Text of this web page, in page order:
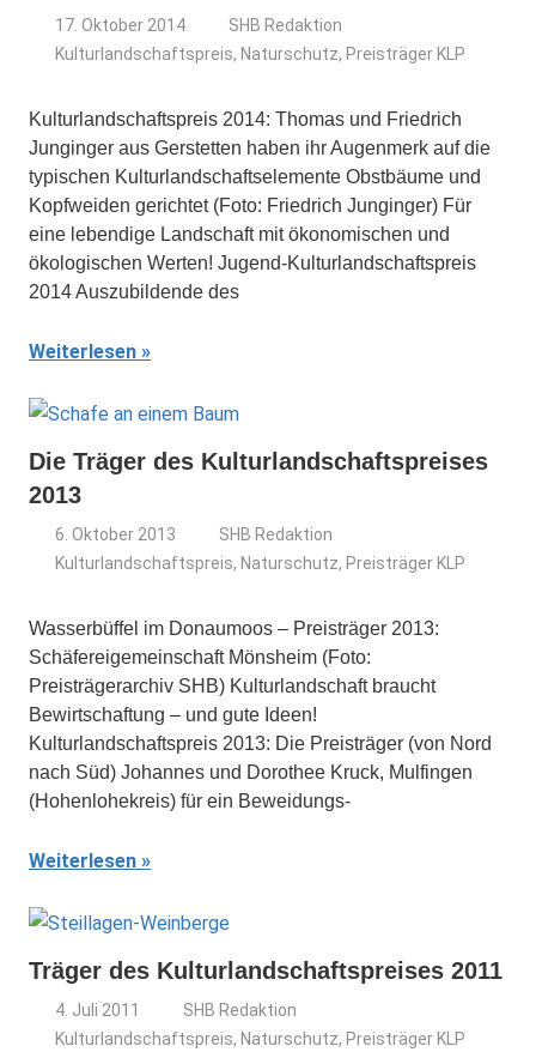
17. Oktober 2014
SHB Redaktion
Kulturlandschaftspreis, Naturschutz, Preisträger KLP
Kulturlandschaftspreis 2014: Thomas und Friedrich
Junginger aus Gerstetten haben ihr Augenmerk auf die
typischen Kulturlandschaftselemente Obstbäume und
Kopfweiden gerichtet (Foto: Friedrich Junginger) Für
eine lebendige Landschaft mit ökonomischen und
ökologischen Werten! Jugend-Kulturlandschaftspreis
2014 Auszubildende des
Weiterlesen
Die Träger des Kulturlandschaftspreises
2013
6. Oktober 2013
SHB Redaktion
Kulturlandschaftspreis, Naturschutz, Preisträger KLP
Wasserbüffel im Donaumoos – Preisträger 2013:
Schäfereigemeinschaft Mönsheim (Foto:
Preisträgerarchiv SHB) Kulturlandschaft braucht
Bewirtschaftung – und gute Ideen!
Kulturlandschaftspreis 2013: Die Preisträger (von Nord
nach Süd) Johannes und Dorothee Kruck, Mulfingen
(Hohenlohekreis) für ein Beweidungs-
Weiterlesen
Träger des Kulturlandschaftspreises 2011
4. Juli 2011
SHB Redaktion
Kulturlandschaftspreis, Naturschutz, Preisträger KLP